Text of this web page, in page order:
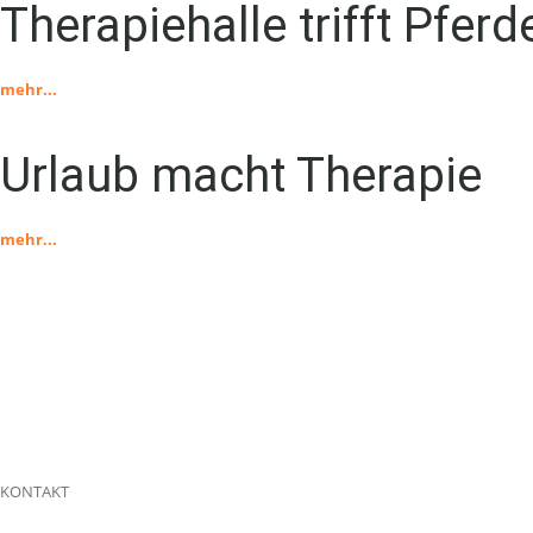
Therapiehalle trifft
mehr...
Urlaub macht Therapie
mehr...
KONTAKT